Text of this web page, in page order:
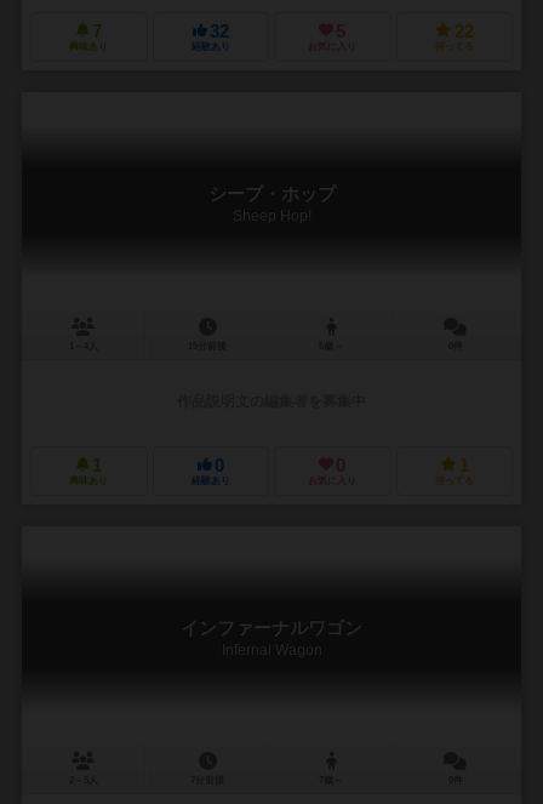
7
興味あり
32
経験あり
5
お気に入り
22
持ってる
シープ・ホップ
Sheep Hop!
1
興味あり
0
経験あり
0
お気に入り
1
持ってる
インファーナルワゴン
Infernal Wagon